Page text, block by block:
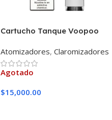
Cartucho Tanque Voopoo
Atomizadores, Claromizadores
Agotado
$15,000.00